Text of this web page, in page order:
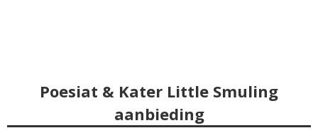
Poesiat & Kater Little Smuling
aanbieding